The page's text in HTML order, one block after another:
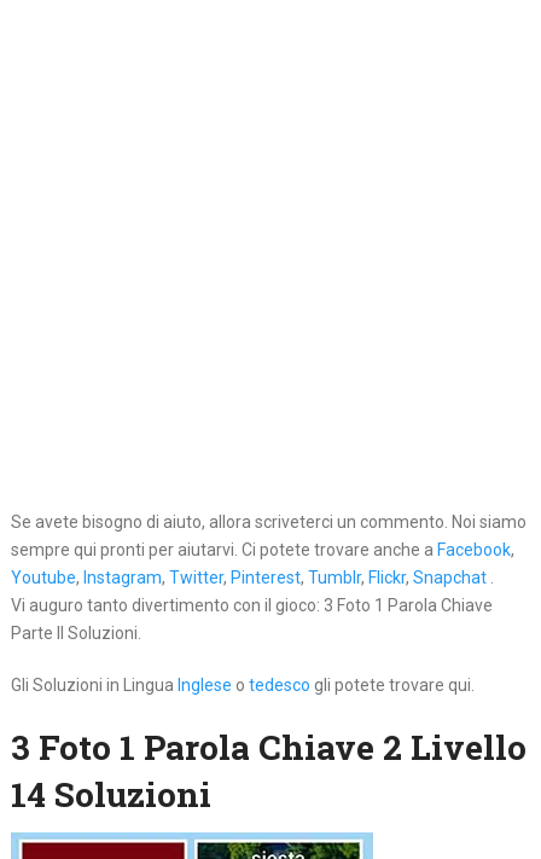
Se avete bisogno di aiuto, allora scriveterci un commento. Noi siamo
sempre qui pronti per aiutarvi. Ci potete trovare anche a Facebook,
Youtube, Instagram, Twitter, Pinterest, Tumblr, Flickr, Snapchat.
Vi auguro tanto divertimento con il gioco: 3 Foto 1 Parola Chiave
Parte II Soluzioni.
Gli Soluzioni in Lingua Inglese o tedesco gli potete trovare qui.
3 Foto 1 Parola Chiave 2 Livello
14 Soluzioni